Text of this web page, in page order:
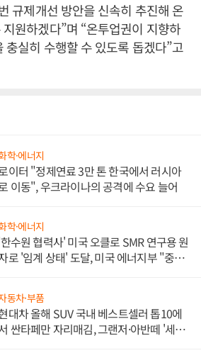
규제개선 방안을 신속히 추진해 온
원하겠다”며 “온투업권이 지향하
충실히 수행할 수 있도록 돕겠다”고
학·에너지
이터 "정제연료 3만 톤 한국에서 러시아
이동", 우크라이나의 공격에 수요 늘어
학·에너지
수원 협력사' 미국 오클로 SMR 연구용 원
로 '임계 상태' 도달, 미국 에너지부 "중요
동차·부품
대차 올해 SUV 국내 베스트셀러 톱10에
싼타페만 자리매김, 그랜저·아반떼 '세단